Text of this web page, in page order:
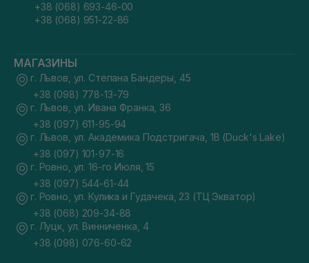
+38 (068) 693-46-00
+38 (068) 951-22-86
МАГАЗИНЫ
г. Львов, ул. Степана Бандеры, 45
+38 (098) 778-13-79
г. Львов, ул. Ивана Франка, 36
+38 (097) 611-95-94
г. Львов, ул. Академика Подстригача, 1В (Duck's Lake)
+38 (097) 101-97-16
г. Ровно, ул. 16-го Июля, 15
+38 (097) 544-61-44
г. Ровно, ул. Кулика и Гудачека, 23 (ТЦ Экватор)
+38 (068) 209-34-88
г. Луцк, ул. Винниченка, 4
+38 (098) 076-60-62